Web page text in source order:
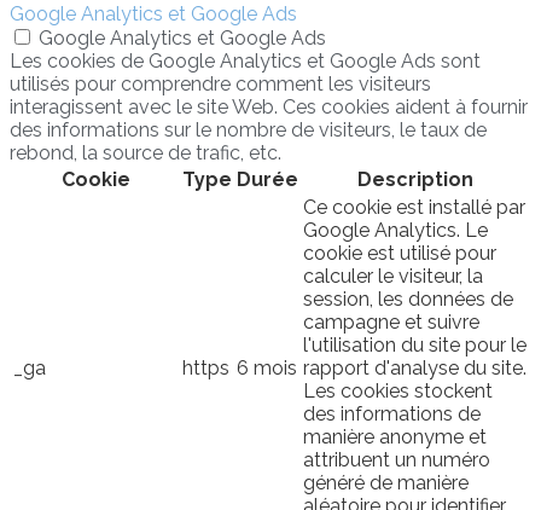
Google Analytics et Google Ads
Google Analytics et Google Ads
Les cookies de Google Analytics et Google Ads sont
utilisés pour comprendre comment les visiteurs
interagissent avec le site Web. Ces cookies aident à fournir
des informations sur le nombre de visiteurs, le taux de
rebond, la source de trafic, etc.
Cookie
Type Durée Description
_ga https 6 mois
Ce cookie est installé par
Google Analytics. Le
cookie est utilisé pour
calculer le visiteur, la
session, les données de
campagne et suivre
l'utilisation du site pour le
rapport d'analyse du site.
Les cookies stockent
des informations de
manière anonyme et
attribuent un numéro
généré de manière
aléatoire pour identifier